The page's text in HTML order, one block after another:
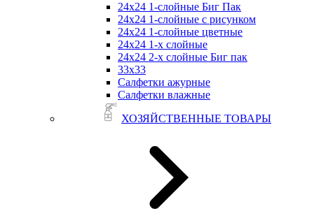
24х24 1-слойные Биг Пак
24х24 1-слойные с рисунком
24х24 1-слойные цветные
24х24 1-х слойные
24х24 2-х слойные Биг пак
33х33
Салфетки ажурные
Салфетки влажные
ХОЗЯЙСТВЕННЫЕ ТОВАРЫ